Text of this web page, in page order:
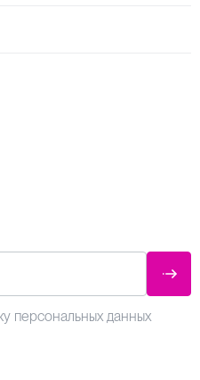
персональных данных